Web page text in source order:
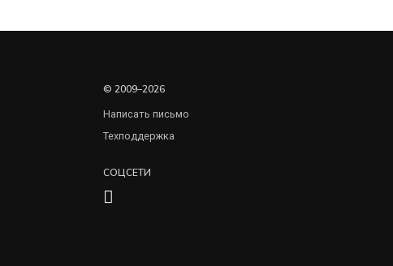
© 2009–2026
Написать письмо
Техподдержка
СОЦСЕТИ